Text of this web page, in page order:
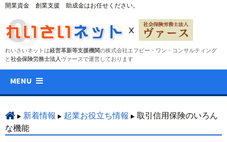
開業資金 創業支援 助成金はお任せください。
れいさいネットは経営革新等支援機関の株式会社エフピー・ワン・コンサルティング
と社会保険労務士法人 ヴァースで運営しております
MENU
ン
へ
新着情報 起業お役立ち情報
取引信用保険のいろん
な機能